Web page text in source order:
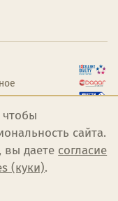
сайта.
вы даете согласие
(куки).